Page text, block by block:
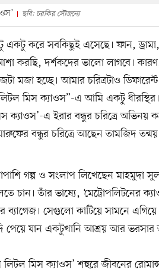
ছবি: চরকির সৌজন্যে
করে সবকিছুই এসেছে। ফান, ড্রামা,
করছি, দর্শকদের ভালো লাগবে।
মজা হচ্ছে। আমার চরিত্রটাও
মিস ক্যাওস”-এ আমি একটু
ক্যাওস’-এ ইরার বন্ধুর চরিত্রে অভিনয়
বন্ধুর চরিত্রে আছেন তামজিদ
গল্প ও সংলাপ লিখেছেন মাহমুদা
চান। তাঁর ভাষ্যে, ‘মেট্রোপলিটনের
সেগুলো কাটিয়ে সামনে
পেয়ে যান একটুখানি আশ্রয় আর
মিস ক্যাওস’ শহুরে জীবনের